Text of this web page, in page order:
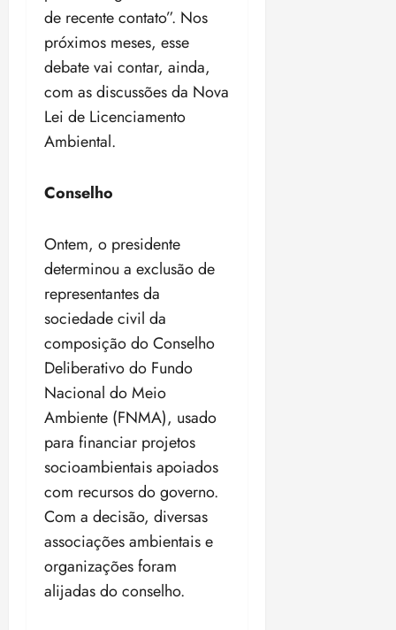
de recente contato”. Nos
próximos meses, esse
debate vai contar, ainda,
com as discussões da Nova
Lei de Licenciamento
Ambiental.
Conselho
Ontem, o presidente
determinou a exclusão de
representantes da
sociedade civil da
composição do Conselho
Deliberativo do Fundo
Nacional do Meio
Ambiente (FNMA), usado
para financiar projetos
socioambientais apoiados
com recursos do governo.
Com a decisão, diversas
associações ambientais e
organizações foram
alijadas do conselho.